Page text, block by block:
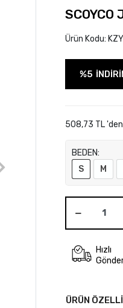
SCOYCO
Ürün Kodu:
%5
508,73 TL
BEDEN:
S
M
Hızlı
ÜRÜN